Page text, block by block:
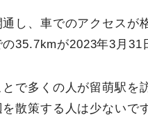
し、車でのアクセスが
35.7kmが2023年3月31
で多くの人が留萌駅を
散策する人は少ないです